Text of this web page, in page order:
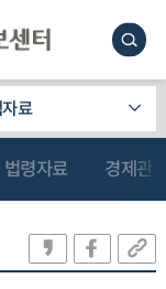
료
법령자료 경제관